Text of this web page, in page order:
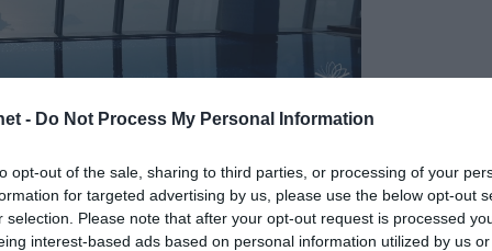
- Do Not Process My Personal Information
opt-out of the sale, sharing to third parties, or processing of your
for targeted advertising by us, please use the below opt-out
selection. Please note that after your opt-out request is processed
interest-based ads based on personal information utilized by us